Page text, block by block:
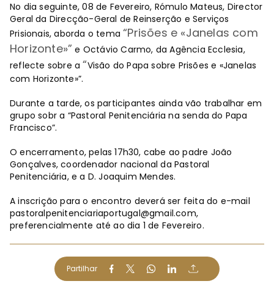
No dia seguinte, 08 de Fevereiro, Rómulo Mateus, Director
Geral da Direcção-Geral de Reinserção e Serviços
Prisionais, aborda o tema“Prisões e «Janelas com
Horizonte»” e Octávio Carmo, da Agência Ecclesia,
reflecte sobre a“Visão do Papa sobre Prisões e «Janelas
com Horizonte»”.
Durante a tarde, os participantes ainda vão trabalhar em
grupo sobr a “Pastoral Penitenciária na senda do Papa
Francisco”.
O encerramento, pelas 17h30, cabe ao padre João
Gonçalves, coordenador nacional da Pastoral
Penitenciária, e a D. Joaquim Mendes.
A inscrição para o encontro deverá ser feita do e-mail
pastoralpenitenciariaportugal@gmail.com,
preferencialmente até ao dia 1 de Fevereiro.
Partilhar